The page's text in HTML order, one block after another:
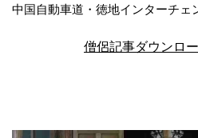
中国自動車道・徳地インターチェ
僧侶記事ダウンロ